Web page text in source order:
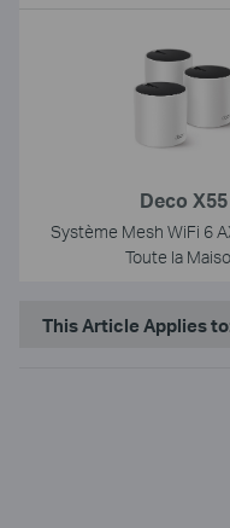
Deco X55
Système Mesh WiFi 6
Toute la
This Article Applies